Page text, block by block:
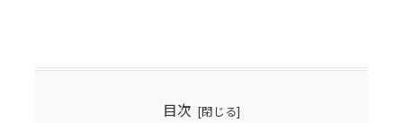
目次